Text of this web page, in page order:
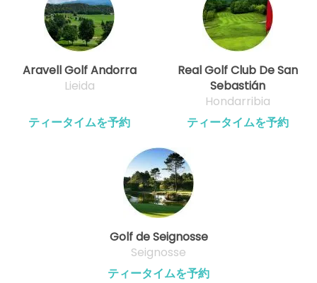
Aravell Golf Andorra
Lieida
ティータイムを予約
Real Golf Club De San
Sebastián
Hondarribia
ティータイムを予約
Golf de Seignosse
Seignosse
ティータイムを予約